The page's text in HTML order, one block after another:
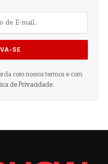
com nossos termos e com
de Privacidade.